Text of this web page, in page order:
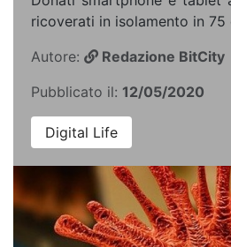
ricoverati in isolamento in 75
Autore:
Redazione BitCity
Pubblicato il: 12/05/2020
Digital Life